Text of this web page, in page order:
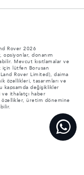
Rover 2026
donanım
Mevcut kısıtlamalar ve
için lütfen Borusan
Land Rover Limited), daima
özellikleri, tasarımları ve
kapsamda değişiklikler
ve ithalatçı haber
özellikler, üretim dönemine